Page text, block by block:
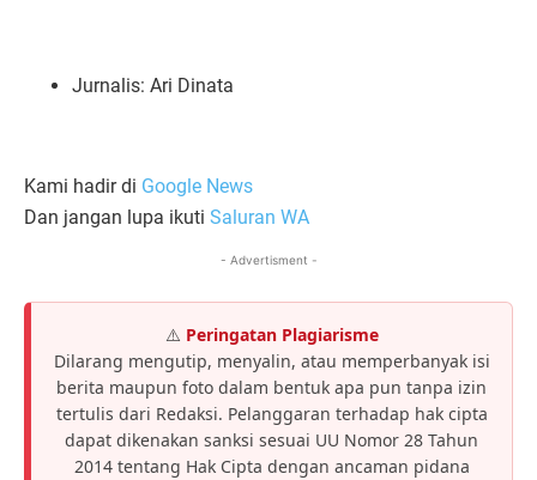
Jurnalis: Ari Dinata
Kami hadir di Google News
Dan jangan lupa ikuti Saluran WA
- Advertisment -
⚠️ Peringatan Plagiarisme
Dilarang mengutip, menyalin, atau memperbanyak isi
berita maupun foto dalam bentuk apa pun tanpa izin
tertulis dari Redaksi. Pelanggaran terhadap hak cipta
dapat dikenakan sanksi sesuai UU Nomor 28 Tahun
2014 tentang Hak Cipta dengan ancaman pidana